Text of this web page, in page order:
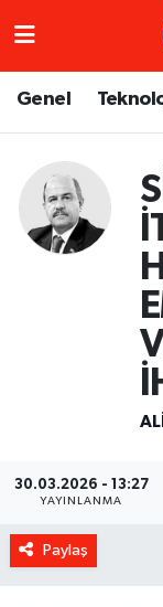
Genel
30.03.2026 - 13:27
YAYINLANMA
Paylaş
Trafik
Süper Lig
Tüm
Son
Haber Arşivi